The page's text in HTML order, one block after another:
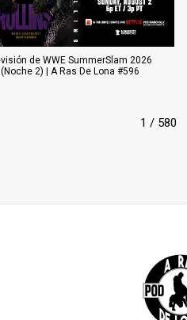
de WWE SummerSlam 2026
(Noche 2) | A Ras De Lona #596
1 / 580